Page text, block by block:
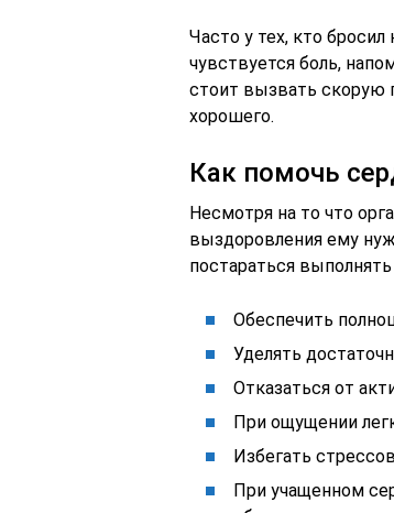
Часто у тех, кто
чувствуется боль,
стоит вызвать скорую
хорошего.
Как помочь
Несмотря на то что
выздоровления ему
постараться
Обеспечить
Уделять
Отказаться от
При ощущении
Избегать
При учащенном